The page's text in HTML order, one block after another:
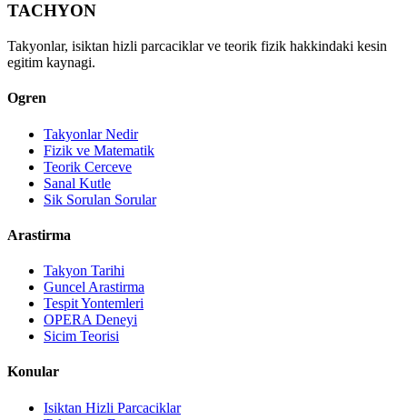
TACHYON
Takyonlar, isiktan hizli parcaciklar ve teorik fizik hakkindaki kesin
egitim kaynagi.
Ogren
Takyonlar Nedir
Fizik ve Matematik
Teorik Cerceve
Sanal Kutle
Sik Sorulan Sorular
Arastirma
Takyon Tarihi
Guncel Arastirma
Tespit Yontemleri
OPERA Deneyi
Sicim Teorisi
Konular
Isiktan Hizli Parcaciklar